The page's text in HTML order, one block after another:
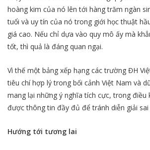
hoàng kim của nó lên tới hàng trăm ngàn
tuổi và uy tín của nó trong giới học thuật
giá cao. Nếu chỉ dựa vào quy mô ấy mà
tốt, thì quả là đáng quan ngại.
Vì thế một bảng xếp hạng các trường ĐH
tiêu chí hợp lý trong bối cảnh Việt Nam và
mang lại những ý nghĩa tích cực, trong điều
được thông tin đầy đủ để tránh diễn giải sai
Hướng tới tương lai